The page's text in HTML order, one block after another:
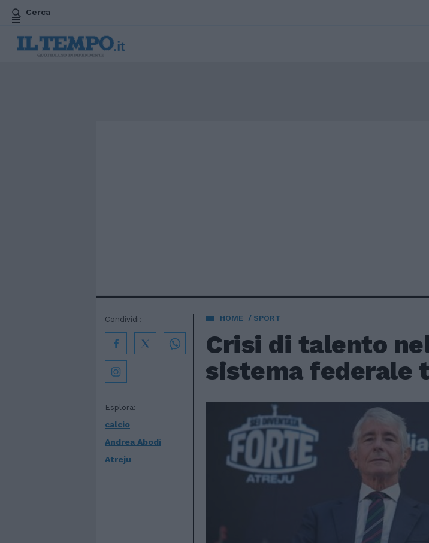
Cerca
HOME SPORT
Crisi di talento
sistema federale
Esplora:
calcio
Andrea Abodi
Atreju
Condividi: